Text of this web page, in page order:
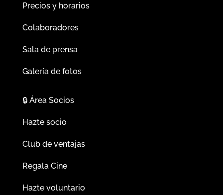
Precios y horarios
Colaboradores
Sala de prensa
Galería de fotos
🔒Área Socios
Hazte socio
Club de ventajas
Regala Cine
Hazte voluntario